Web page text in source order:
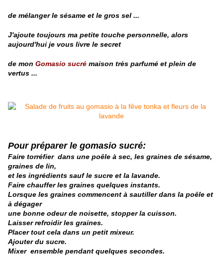
de mélanger le sésame et le gros sel ...
J'ajoute toujours ma petite touche personnelle, alors
aujourd'hui je vous livre le secret
de mon Gomasio sucré maison très parfumé et plein de
vertus ...
Pour préparer le gomasio sucré:
Faire torréfier dans une poêle à sec, les graines de sésame,
graines de lin,
et les ingrédients sauf le sucre et la lavande.
Faire chauffer les graines quelques instants.
Lorsque les graines commencent à sautiller dans la poêle et
à dégager
une bonne odeur de noisette, stopper la cuisson.
Laisser refroidir les graines.
Placer tout cela dans un petit mixeur.
Ajouter du sucre.
Mixer ensemble pendant quelques secondes.